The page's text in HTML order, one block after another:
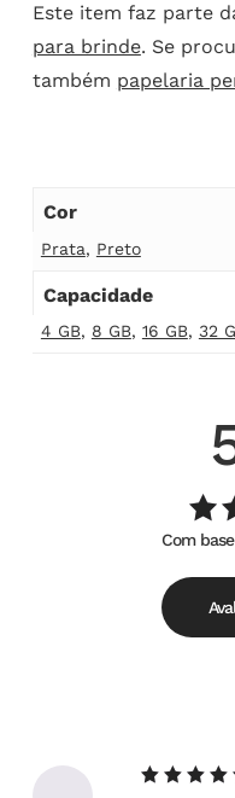
Este item faz parte
para brinde. Se
também papelaria
Cor
Prata, Preto
Capacidade
4 GB, 8 GB, 16 GB, 32
Com